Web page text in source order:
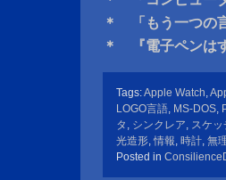
＊ 「もう一つの
＊ 『電子ペンは
Tags:Apple Watch,
LOGO言語, MS-DOS,
タ , シンクレア, スケッ
光造形,情報, 時計, 無
Posted in